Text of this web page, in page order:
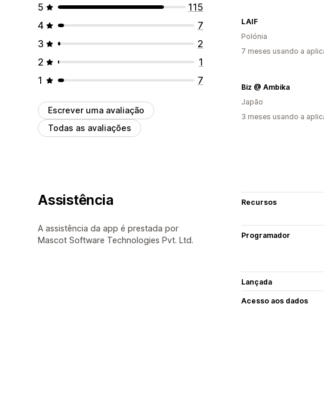
5
115
4
7
3
2
2
1
1
7
Escrever uma avaliação
Todas as avaliações
LAIF
Polónia
7 meses usando a
Biz @ Ambika
Japão
3 meses usando a
Assistência
A assistência da app é prestada por
Mascot Software Technologies Pvt. Ltd.
Recursos
Programador
Lançada
Acesso aos dados